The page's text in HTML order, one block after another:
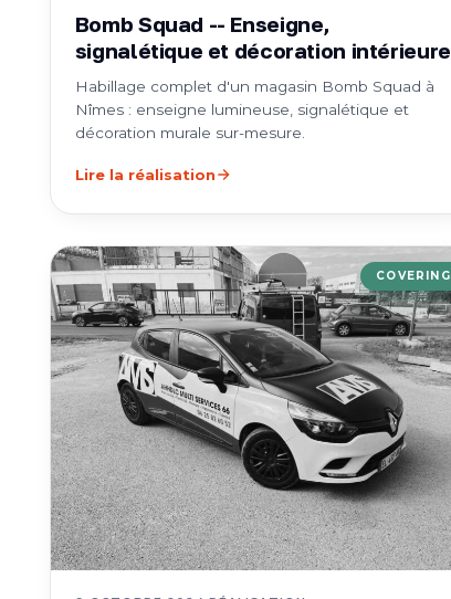
Bomb Squad -- Enseigne,
signalétique et décoration intérieure
Habillage complet d'un magasin Bomb Squad à
Nîmes : enseigne lumineuse, signalétique et
décoration murale sur-mesure.
Lire la réalisation
COVERING